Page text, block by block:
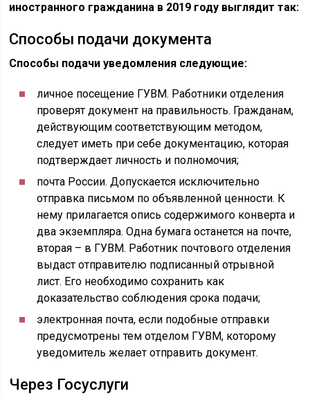
иностранного гражданина в 2019 году выглядит так:
Способы подачи документа
Способы подачи уведомления следующие:
личное посещение ГУВМ. Работники отделения
проверят документ на правильность. Гражданам,
действующим соответствующим методом,
следует иметь при себе документацию, которая
подтверждает личность и полномочия;
почта России. Допускается исключительно
отправка письмом по объявленной ценности. К
нему прилагается опись содержимого конверта и
два экземпляра. Одна бумага останется на почте,
вторая – в ГУВМ. Работник почтового отделения
выдаст отправителю подписанный отрывной
лист. Его необходимо сохранить как
доказательство соблюдения срока подачи;
электронная почта, если подобные отправки
предусмотрены тем отделом ГУВМ, которому
уведомитель желает отправить документ.
Через Госуслуги